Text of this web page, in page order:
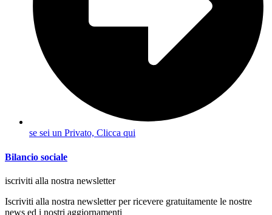
se sei un Privato, Clicca qui
Bilancio sociale
iscriviti alla nostra newsletter
Iscriviti alla nostra newsletter per ricevere gratuitamente le nostre
news ed i nostri aggiornamenti